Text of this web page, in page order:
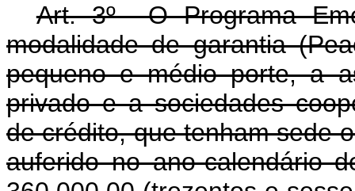
Art. 3º O Programa
modalidade de garantia
pequeno e médio porte, a
privado e a sociedades
de crédito, que tenham sede
auferido no ano-calendário